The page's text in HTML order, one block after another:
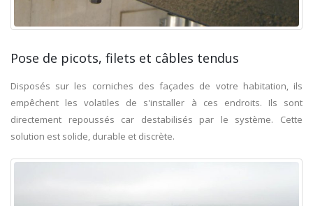
Pose de picots, filets et câbles tendus
Disposés sur les corniches des façades de votre habitation, ils
empêchent les volatiles de s'installer à ces endroits. Ils sont
directement repoussés car destabilisés par le système. Cette
solution est solide, durable et discrète.